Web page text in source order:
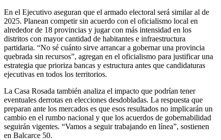
En el Ejecutivo aseguran que el armado electoral será similar al de
2025. Planean competir sin acuerdo con el oficialismo local en
alrededor de 18 provincias y jugar con más intensidad en los
distritos con mayor cantidad de habitantes e infraestructura
partidaria. “No sé cuánto sirve arrancar a gobernar una provincia
quebrada sin recursos”, agregan en el oficialismo para justificar una
estrategia que prioriza bancas y estructura antes que candidaturas
ejecutivas en todos los territorios.
La Casa Rosada también analiza el impacto que podrían tener
eventuales derrotas en elecciones desdobladas. La respuesta que
preparan ante los mercados es que esos resultados no implicarán un
cambio en el rumbo nacional y que los acuerdos de gobernabilidad
seguirán vigentes. “Vamos a seguir trabajando en línea”, sostienen
en Balcarce 50.